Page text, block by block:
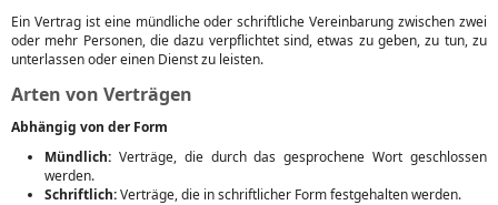
Ein Vertrag ist eine mündliche oder schriftliche Vereinbarung zwischen zwei
oder mehr Personen, die dazu verpflichtet sind, etwas zu geben, zu tun, zu
unterlassen oder einen Dienst zu leisten.
Arten von Verträgen
Abhängig von der Form
Mündlich: Verträge, die durch das gesprochene Wort geschlossen
werden.
Schriftlich:Verträge, die in schriftlicher Form festgehalten werden.